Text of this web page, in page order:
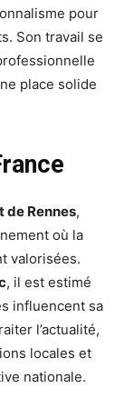
pour
Son travail se
place solide
de Rennes,
où la
valorisées.
, il est estimé
influencent sa
l’actualité,
locales et
nationale.